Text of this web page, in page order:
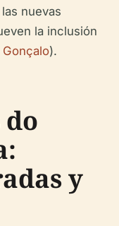
nuevas
la inclusión
Gonçalo).
y